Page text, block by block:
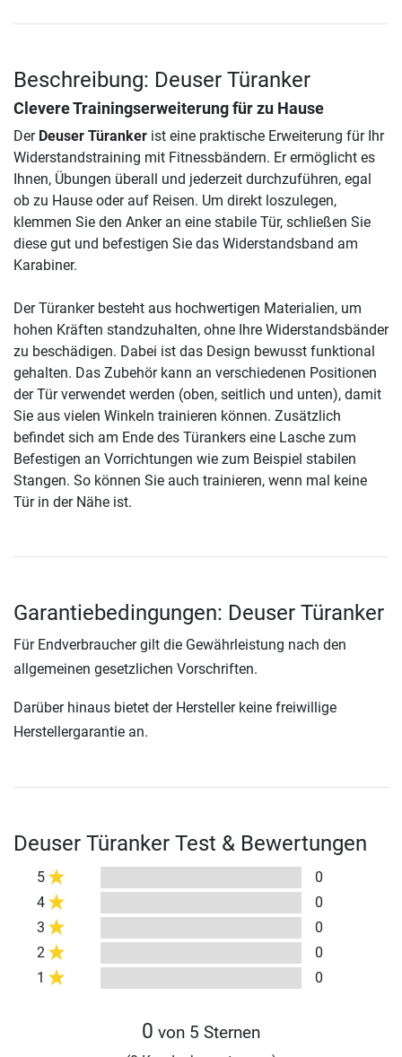
Beschreibung: Deuser Türanker
Clevere Trainingserweiterung für zu Hause
Der Deuser Türanker ist eine praktische Erweiterung für Ihr
Widerstandstraining mit Fitnessbändern. Er ermöglicht es
Ihnen, Übungen überall und jederzeit durchzuführen, egal
ob zu Hause oder auf Reisen. Um direkt loszulegen,
klemmen Sie den Anker an eine stabile Tür, schließen Sie
diese gut und befestigen Sie das Widerstandsband am
Karabiner.
Der Türanker besteht aus hochwertigen Materialien, um
hohen Kräften standzuhalten, ohne Ihre Widerstandsbänder
zu beschädigen. Dabei ist das Design bewusst funktional
gehalten. Das Zubehör kann an verschiedenen Positionen
der Tür verwendet werden (oben, seitlich und unten), damit
Sie aus vielen Winkeln trainieren können. Zusätzlich
befindet sich am Ende des Türankers eine Lasche zum
Befestigen an Vorrichtungen wie zum Beispiel stabilen
Stangen. So können Sie auch trainieren, wenn mal keine
Tür in der Nähe ist.
Garantiebedingungen: Deuser Türanker
Für Endverbraucher gilt die Gewährleistung nach den
allgemeinen gesetzlichen Vorschriften.
Darüber hinaus bietet der Hersteller keine freiwillige
Herstellergarantie an.
Deuser Türanker Test & Bewertungen
5
0
4
0
3
0
2
0
1
0
0 von 5 Sternen